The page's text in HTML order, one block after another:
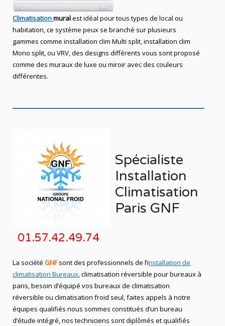
Climatisationmuralest idéal pour tous types de local ou
habitation, ce système peux se branché sur plusieurs
gammes comme installation clim Multi split, installation clim
Mono split, ou VRV, des designs différents vous sont proposé
comme des muraux de luxe ou miroir avec des couleurs
différentes.
Spécialiste
Installation
Climatisation
Paris GNF
01.57.42.49.74
La sociétéGNFsont des professionnels de l’installation de
climatisation Bureaux, climatisation réversible pour bureaux à
paris, besoin d’équipé vos bureaux de climatisation
réversible ou climatisation froid seul, faites appels à notre
équipes qualifiés nous sommes constitués d’un bureau
d’étude intégré, nos techniciens sont diplômés et qualifiés